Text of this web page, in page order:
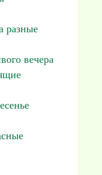
разные
вечера